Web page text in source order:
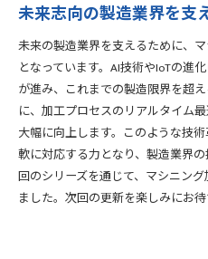
未来志向の製造業界を支
未来の製造業界を支えるために、
となっています。AI技術やIoTの進
が進み、これまでの製造限界を超
に、加工プロセスのリアルタイム
大幅に向上します。このような技
軟に対応する力となり、製造業界
回のシリーズを通じて、マシニン
ました。次回の更新を楽しみにお待